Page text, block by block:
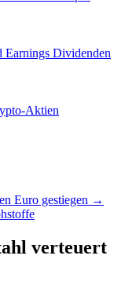
Earnings Dividenden
Aktien
Euro gestiegen →
verteuert